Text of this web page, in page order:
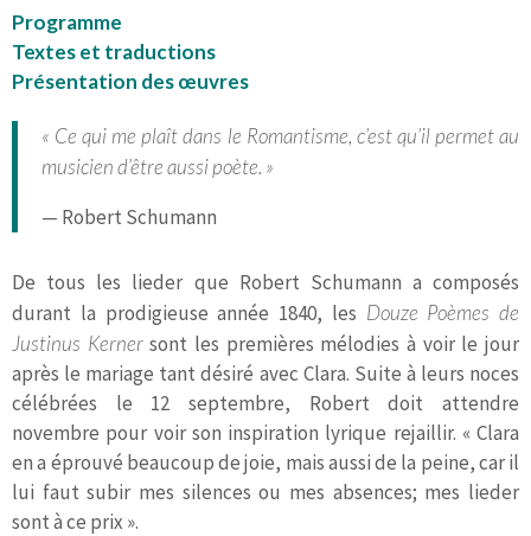
Programme
Textes et traductions
Présentation des œuvres
« Ce qui me plaît dans le Romantisme, c’est qu’il permet au
musicien d’être aussi poète. »
— Robert Schumann
De tous les lieder que Robert Schumann a composés
durant la prodigieuse année 1840, les Douze Poèmes de
Justinus Kernersont les premières mélodies à voir le jour
après le mariage tant désiré avec Clara. Suite à leurs noces
célébrées le 12 septembre, Robert doit attendre
novembre pour voir son inspiration lyrique rejaillir. « Clara
en a éprouvé beaucoup de joie, mais aussi de la peine, car il
lui faut subir mes silences ou mes absences; mes lieder
sont à ce prix ».